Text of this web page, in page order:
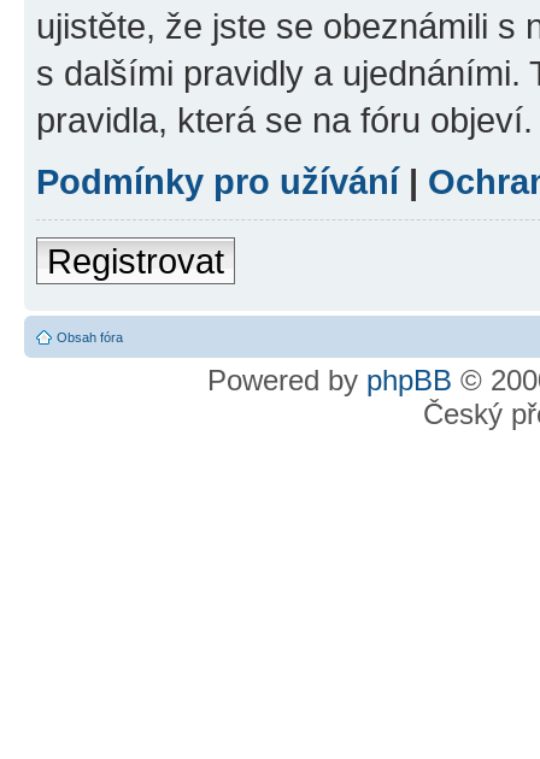
ujistěte, že jste se obeznámili s
s dalšími pravidly a ujednáními.
pravidla, která se na fóru objeví.
Podmínky pro užívání|
Registrovat
Obsah fóra
Powered by phpBB ©
Český